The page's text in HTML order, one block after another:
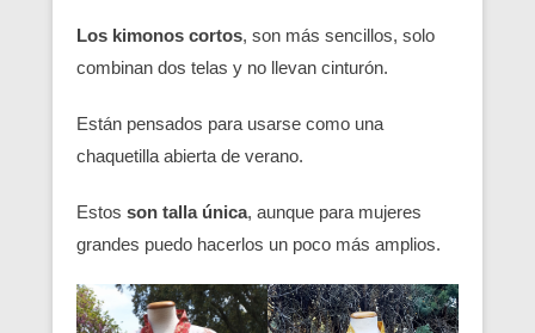
Los kimonos cortos, son más sencillos, solo
combinan dos telas y no llevan cinturón.
Están pensados para usarse como una
chaquetilla abierta de verano.
Estos son talla única, aunque para mujeres
grandes puedo hacerlos un poco más amplios.